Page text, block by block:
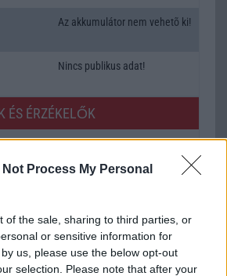
Not Process My Personal
of the sale, sharing to third parties, or
or sensitive information for
us, please use the below opt-out
selection. Please note that after your
Az akkumulátor nem vehetõ ki!
Nincs publikus adat!
ÉS ÉRZÉKELŐK
Nincs
Nincs
Nincs
Nincs